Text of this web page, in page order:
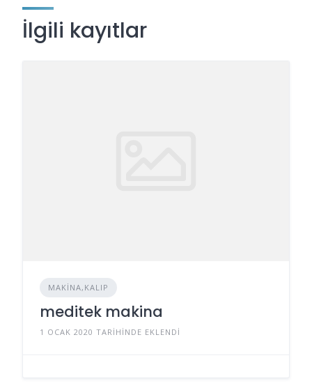
İlgili kayıtlar
MAKINA,KALIP
meditek makina
1 OCAK 2020 TARIHINDE EKLENDI